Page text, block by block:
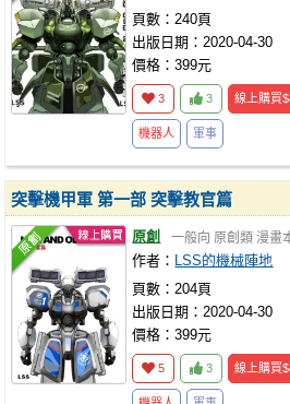
頁數：240頁
出版日期：2020-04-30
價格：399元
3 3 線上購買
機器人 軍事
突擊機甲軍 第一部 突擊教官篇
原創 一般向 原創類 漫畫
作者： LSS的機械陣地
頁數：204頁
出版日期：2020-04-30
價格：399元
5 3 線上購買